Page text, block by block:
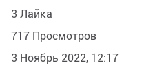
3 Лайка
717 Просмотров
3 Ноябрь 2022, 12:17